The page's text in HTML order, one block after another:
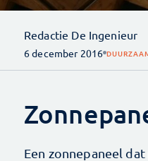
Redactie De Ingenieur
6 december 2016
Een zonnepaneel